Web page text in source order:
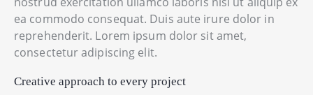
ea commodo consequat. Duis aute irure dolor in
reprehenderit. Lorem ipsum dolor sit amet,
consectetur adipiscing elit.
Creative approach to every project